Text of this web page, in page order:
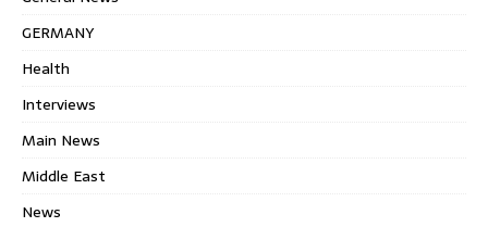
GERMANY
Health
Interviews
Main News
Middle East
News